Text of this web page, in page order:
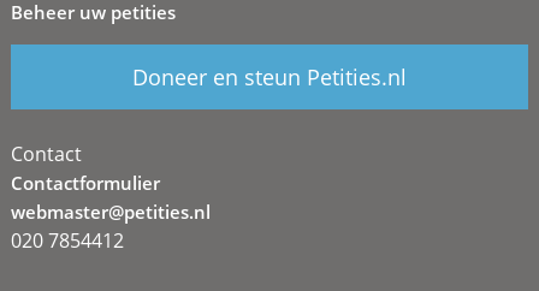
Beheer uw petities
Doneer en steun Petities.nl
Contact
Contactformulier
webmaster@petities.nl
020 7854412